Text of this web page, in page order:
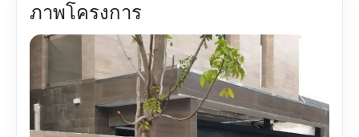
ภาพโครงการ